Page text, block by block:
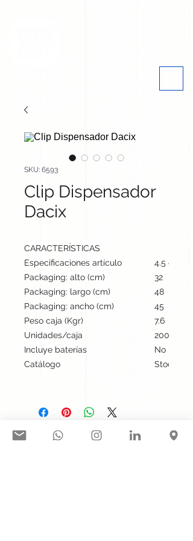
SKU: 6593
Clip Dispensador
Dacix
CARACTERÍSTICAS
Especificaciones artículo
4.5 cm /
Packaging: alto (cm)
32
Packaging: largo (cm)
48
Packaging: ancho (cm)
45
Peso caja (Kgr)
7.6
Unidades/caja
200
Incluye baterías
No
Catálogo
Stock
Síguenos en nuestras redes